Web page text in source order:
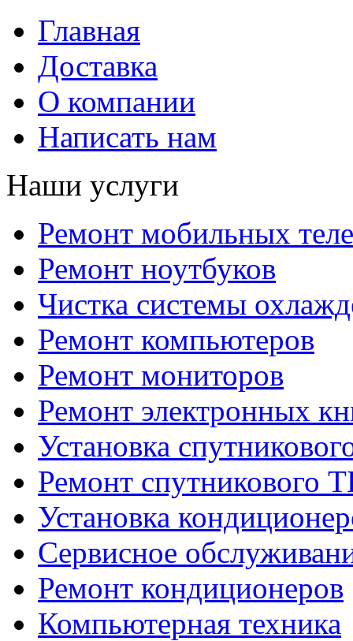
Главная
Доставка
О компании
Написать нам
Наши услуги
Ремонт мобильных
Ремонт ноутбуков
Чистка системы
Ремонт компьютеров
Ремонт мониторов
Ремонт электронных
Установка
Ремонт спутникового
Установка
Сервисное
Ремонт кондиционеров
Компьютерная техника